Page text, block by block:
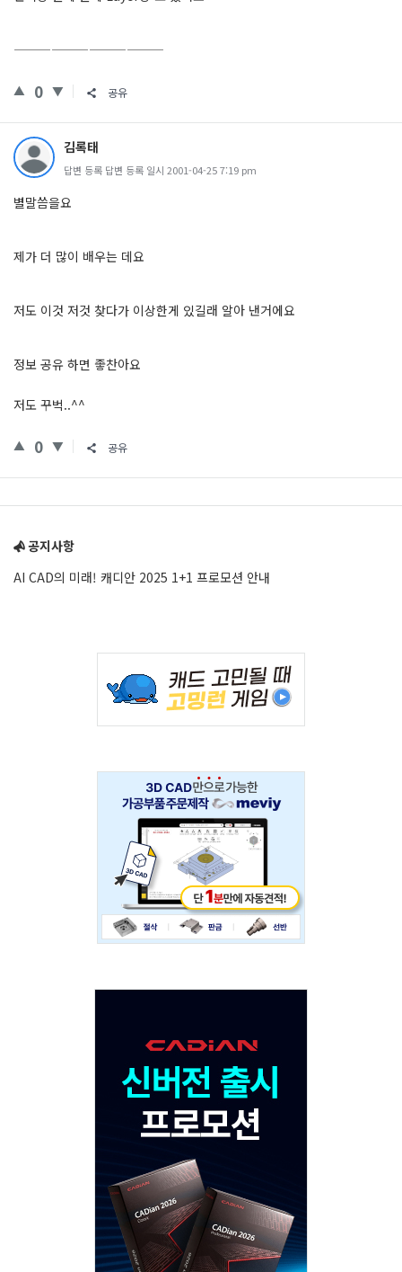
————————————
0 공유
김록태
답변 등록 답변 등록 일시 2001-04-25 7:19 pm
별말씀을요
제가 더 많이 배우는 데요
저도 이것 저것 찾다가 이상한게 있길래 알아 낸거에요
정보 공유 하면 좋찬아요
저도 꾸벅..^^
0 공유
공지사항
AI CAD의 미래! 캐디안 2025 1+1 프로모션 안내